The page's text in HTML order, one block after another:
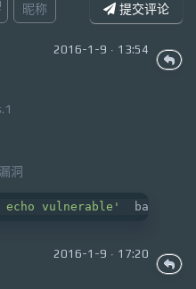
昵称 提交评论
2016-1-9 · 13:54
洞
vulnerable'
  bash -c
2016-1-9 · 17:20